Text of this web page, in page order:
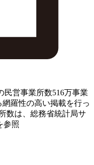
営事業所数516万事業
網羅性の高い掲載を行っ
数は、総務省統計局サ
参照